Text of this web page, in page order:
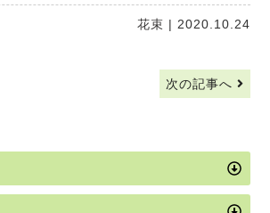
花束 | 2020.10.24
次の記事へ